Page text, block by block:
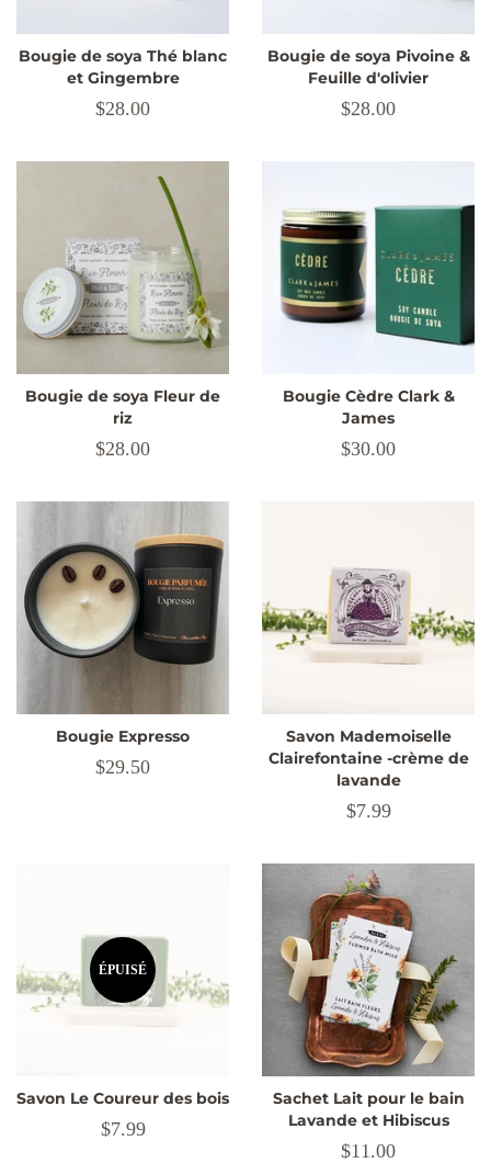
Bougie de soya Thé blanc
et Gingembre
Prix
$28.00
Bougie de soya Pivoine &
Feuille d'olivier
Prix
$28.00
Bougie de soya Fleur de
riz
Prix
$28.00
Bougie Cèdre Clark &
James
Prix
$30.00
Bougie Expresso
Prix
$29.50
Savon Mademoiselle
Clairefontaine -crème de
lavande
Prix
$7.99
ÉPUISÉ
Savon Le Coureur des bois
Prix
$7.99
Sachet Lait pour le bain
Lavande et Hibiscus
Prix
$11.00